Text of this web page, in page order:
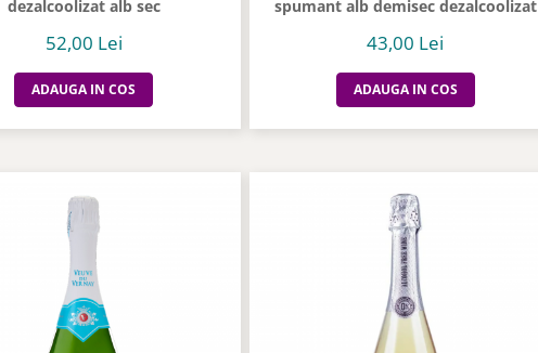
dezalcoolizat alb sec
52,00 Lei
ADAUGA IN COS
spumant alb demisec dezalcoolizat
43,00 Lei
ADAUGA IN COS